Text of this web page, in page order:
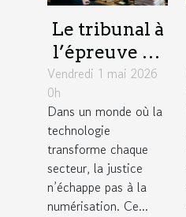
Le tribunal à
l’épreuve de
la
numérisation
: enjeux
concrets
Vendredi 1 mai 2026
0h
Dans un monde où la
technologie
transforme chaque
secteur, la justice
n’échappe pas à la
numérisation. Ce...